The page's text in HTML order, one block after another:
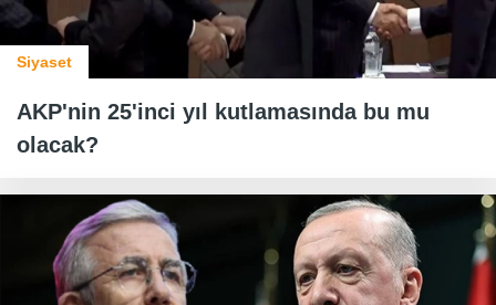
Siyaset
AKP'nin 25'inci yıl kutlamasında bu mu
olacak?